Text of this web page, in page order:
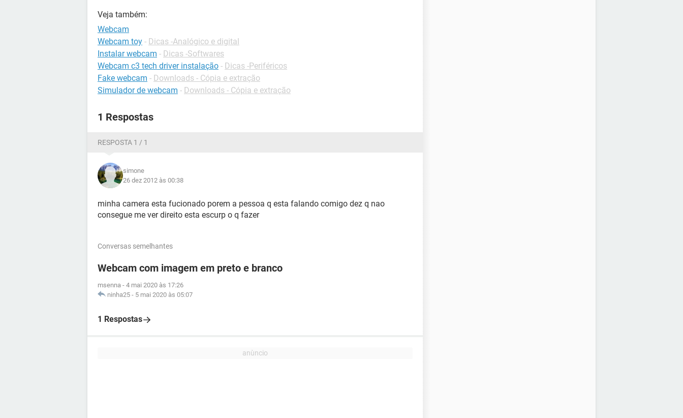
Veja também:
Webcam
Webcam toy - Dicas -Analógico e digital
Instalar webcam - Dicas -Softwares
Webcam c3 tech driver instalação - Dicas -Periféricos
Fake webcam - Downloads - Cópia e extração
Simulador de webcam - Downloads - Cópia e extração
1 Respostas
RESPOSTA 1 / 1
simone
26 dez 2012 às 00:38
minha camera esta fucionado porem a pessoa q esta falando comigo dez q nao
consegue me ver direito esta escurp o q fazer
Conversas semelhantes
Webcam com imagem em preto e branco
msenna - 4 mai 2020 às 17:26
ninha25 - 5 mai 2020 às 05:07
1 Respostas